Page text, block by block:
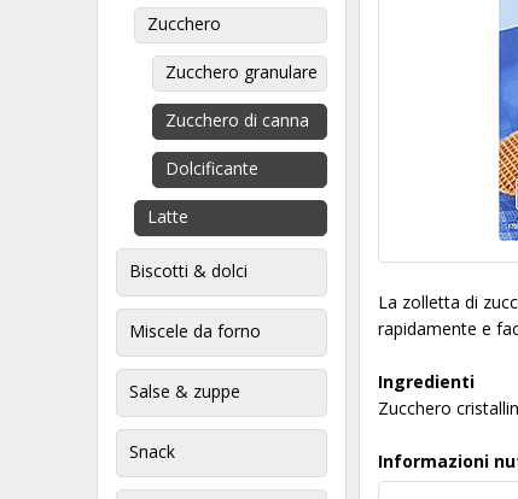
Zucchero
Zucchero granulare
Zucchero di canna
Dolcificante
Latte
Biscotti & dolci
Miscele da forno
Salse & zuppe
Snack
La zolletta di
rapidamente e
Ingredienti
Zucchero
Informazioni